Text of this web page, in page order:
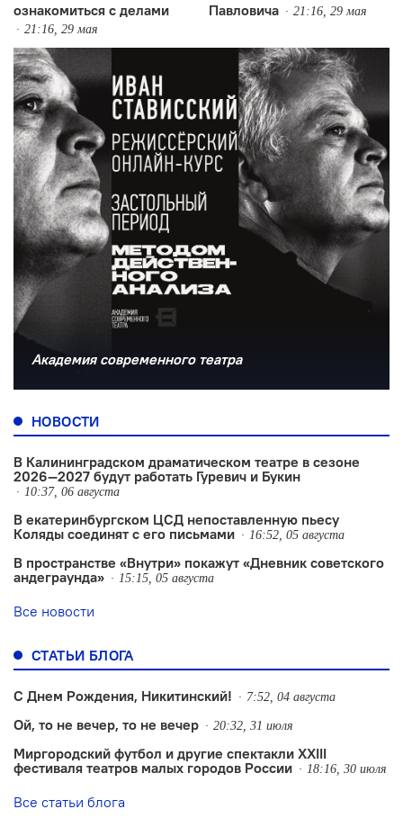
ознакомиться с делами
21:16, 29 мая
Павловича
21:16, 29 мая
Академия современного театра
НОВОСТИ
В Калининградском драматическом театре в сезоне
2026—2027 будут работать Гуревич и Букин
10:37, 06 августа
В екатеринбургском ЦСД непоставленную пьесу
Коляды соединят с его письмами
16:52, 05 августа
В пространстве «Внутри» покажут «Дневник советского
андеграунда»
15:15, 05 августа
Все новости
СТАТЬИ БЛОГА
С Днем Рождения, Никитинский! 7:52, 04 августа
Ой, то не вечер, то не вечер 20:32, 31 июля
Миргородский футбол и другие спектакли XXIII
фестиваля театров малых городов России
18:16, 30 июля
Все статьи блога